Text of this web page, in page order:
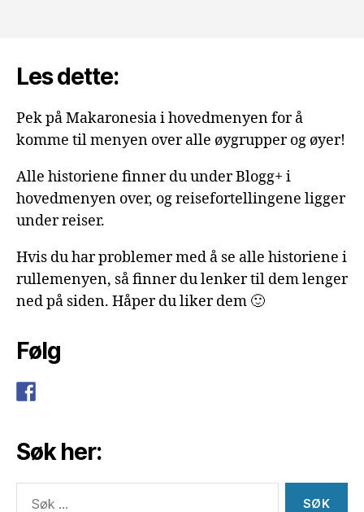
Les dette:
Pek på Makaronesia i hovedmenyen for å
komme til menyen over alle øygrupper og øyer!
Alle historiene finner du under Blogg+ i
hovedmenyen over, og reisefortellingene ligger
under reiser.
Hvis du har problemer med å se alle historiene i
rullemenyen, så finner du lenker til dem lenger
ned på siden. Håper du liker dem 🙂
Følg
Søk her:
etter: